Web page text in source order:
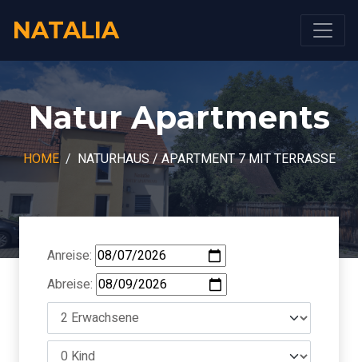
NATALIA
Natur Apartments
HOME NATURHAUS / APARTMENT 7 MIT TERRASSE
Anreise:
Abreise: